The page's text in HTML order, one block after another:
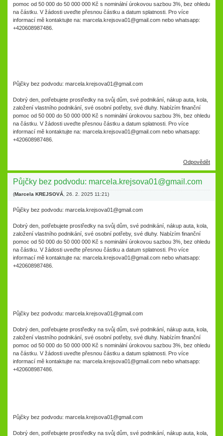
pomoc od 50 000 do 50 000 000 Kč s nominální úrokovou sazbou 3%, bez ohledu
na částku. V žádosti uveďte přesnou částku a datum splatnosti. Pro více
informací mě kontaktujte na: marcela.krejsova01@gmail.com nebo whatsapp:
+420608987486.
Půjčky bez podvodu: marcela.krejsova01@gmail.com
Dobrý den, potřebujete prostředky na svůj dům, své podnikání, nákup auta, kola,
založení vlastního podnikání, své osobní potřeby, své dluhy. Nabízím finanční
pomoc od 50 000 do 50 000 000 Kč s nominální úrokovou sazbou 3%, bez ohledu
na částku. V žádosti uveďte přesnou částku a datum splatnosti. Pro více
informací mě kontaktujte na: marcela.krejsova01@gmail.com nebo whatsapp:
+420608987486.
Odpovědět
Půjčky bez podvodu: marcela.krejsova01@gmail.com
(Marcela KREJSOVÁ 26. 2. 2025 11:21)
Půjčky bez podvodu: marcela.krejsova01@gmail.com
Dobrý den, potřebujete prostředky na svůj dům, své podnikání, nákup auta, kola,
založení vlastního podnikání, své osobní potřeby, své dluhy. Nabízím finanční
pomoc od 50 000 do 50 000 000 Kč s nominální úrokovou sazbou 3%, bez ohledu
na částku. V žádosti uveďte přesnou částku a datum splatnosti. Pro více
informací mě kontaktujte na: marcela.krejsova01@gmail.com nebo whatsapp:
+420608987486.
Půjčky bez podvodu: marcela.krejsova01@gmail.com
Dobrý den, potřebujete prostředky na svůj dům, své podnikání, nákup auta, kola,
založení vlastního podnikání, své osobní potřeby, své dluhy. Nabízím finanční
pomoc od 50 000 do 50 000 000 Kč s nominální úrokovou sazbou 3%, bez ohledu
na částku. V žádosti uveďte přesnou částku a datum splatnosti. Pro více
informací mě kontaktujte na: marcela.krejsova01@gmail.com nebo whatsapp:
+420608987486.
Půjčky bez podvodu: marcela.krejsova01@gmail.com
Dobrý den, potřebujete prostředky na svůj dům, své podnikání, nákup auta, kola,